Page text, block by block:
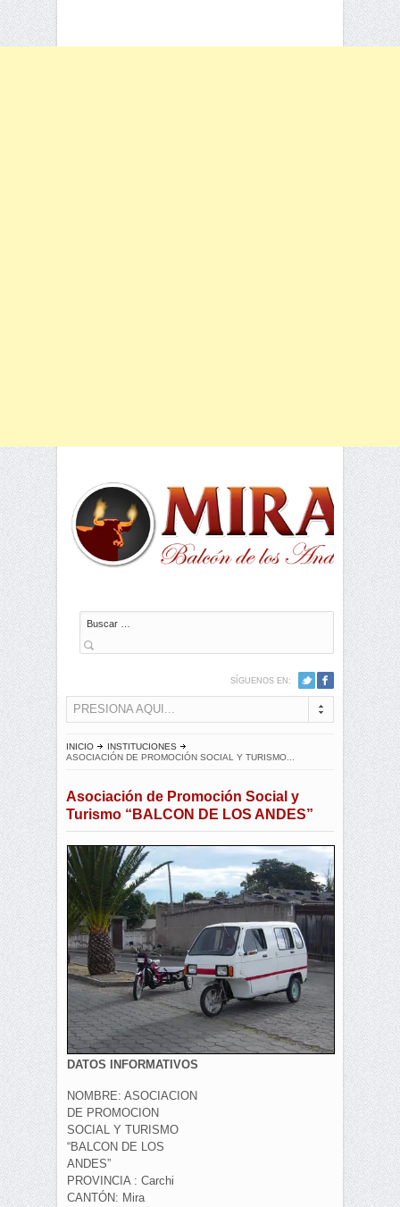
Buscar
SÍGUENOS EN:
PRESIONA AQUI...
INICIO
INSTITUCIONES
ASOCIACIÓN DE PROMOCIÓN SOCIAL Y TURISMO...
Asociación de Promoción Social y
Turismo “BALCON DE LOS ANDES”
DATOS INFORMATIVOS
NOMBRE: ASOCIACION
DE PROMOCION
SOCIAL Y TURISMO
“BALCON DE LOS
ANDES”
PROVINCIA : Carchi
CANTÓN: Mira